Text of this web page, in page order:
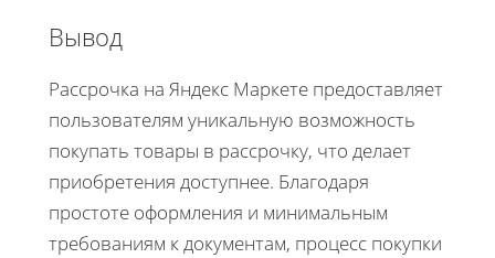
Вывод
Рассрочка на Яндекс Маркете предоставляет
пользователям уникальную возможность
покупать товары в рассрочку, что делает
приобретения доступнее. Благодаря
простоте оформления и минимальным
требованиям к документам, процесс покупки